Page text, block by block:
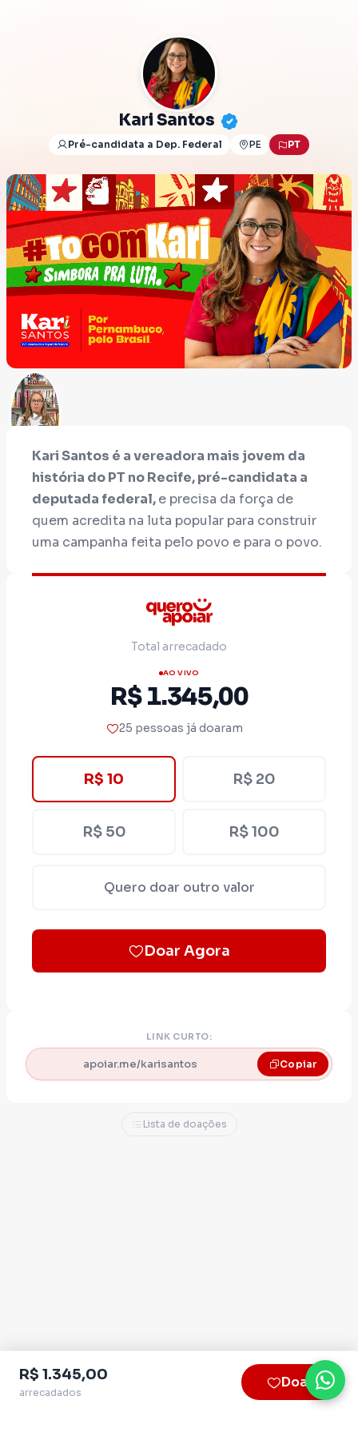
Kari Santos
Pré-candidata a Dep. Federal PE PT
Kari Santos é a vereadora mais jovem da
história do PT no Recife, pré-candidata a
deputada federal,e precisa da força de
quem acredita na luta popular para construir
uma campanha feita pelo povo e para o povo.
Nascida na favela do Borel, Kari construiu
mulheres, dos trabalhadores e das periferias.
Com coragem, firmeza e compromisso
político, se tornou uma das principais vozes
da nova geração da esquerda pernambucana.
Na Câmara do Recife, vem enfrentando a
povo, lutando pelo fim da escala 6x1, pela
mulheres, contra o feminicídio, e por mais
espaços onde as grandes decisões do país
são tomadas.
Total arrecadado
AO VIVO
R$ 1.345,00
25 pessoas já doaram
R$ 10 R$ 20
R$ 50 R$ 100
Quero doar outro valor
Doar Agora
LINK CURTO:
apoiar.me/karisantos Copiar
Lista de doações
R$ 1.345,00
arrecadados
Doar